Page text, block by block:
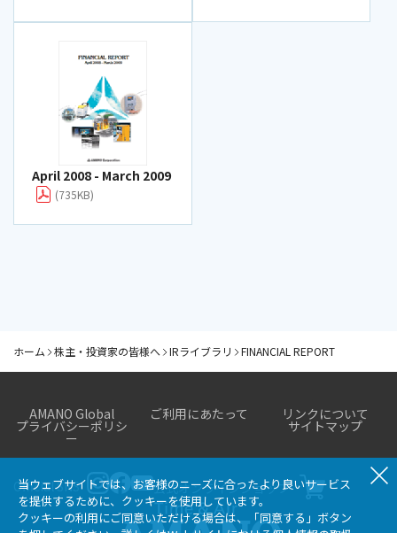
April 2008 - March 2009
(735KB)
ホーム 株主・投資家の皆様へ IRライブラリ FINANCIAL REPORT
IRニュー
経営方針
財務・業
最新決
算情報
業績ハ
決算短信
有価証券
報告書
株式関連
株主メ
株式情
個人投資
IRカレン
AMANO Global ご利用にあたって リンクについて
プライバシーポリシ
ー
サイトマップ
Official SNS 公式オンラインショップ
当ウェブサイトでは、お客様のニーズに合ったより良いサービス
を提供するために、クッキーを使用しています。
クッキーの利用にご同意いただける場合は、「同意する」ボタン